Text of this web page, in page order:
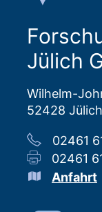
Jülich
Wilhelm-
52428 Jülich
02461
02461
Anfahrt